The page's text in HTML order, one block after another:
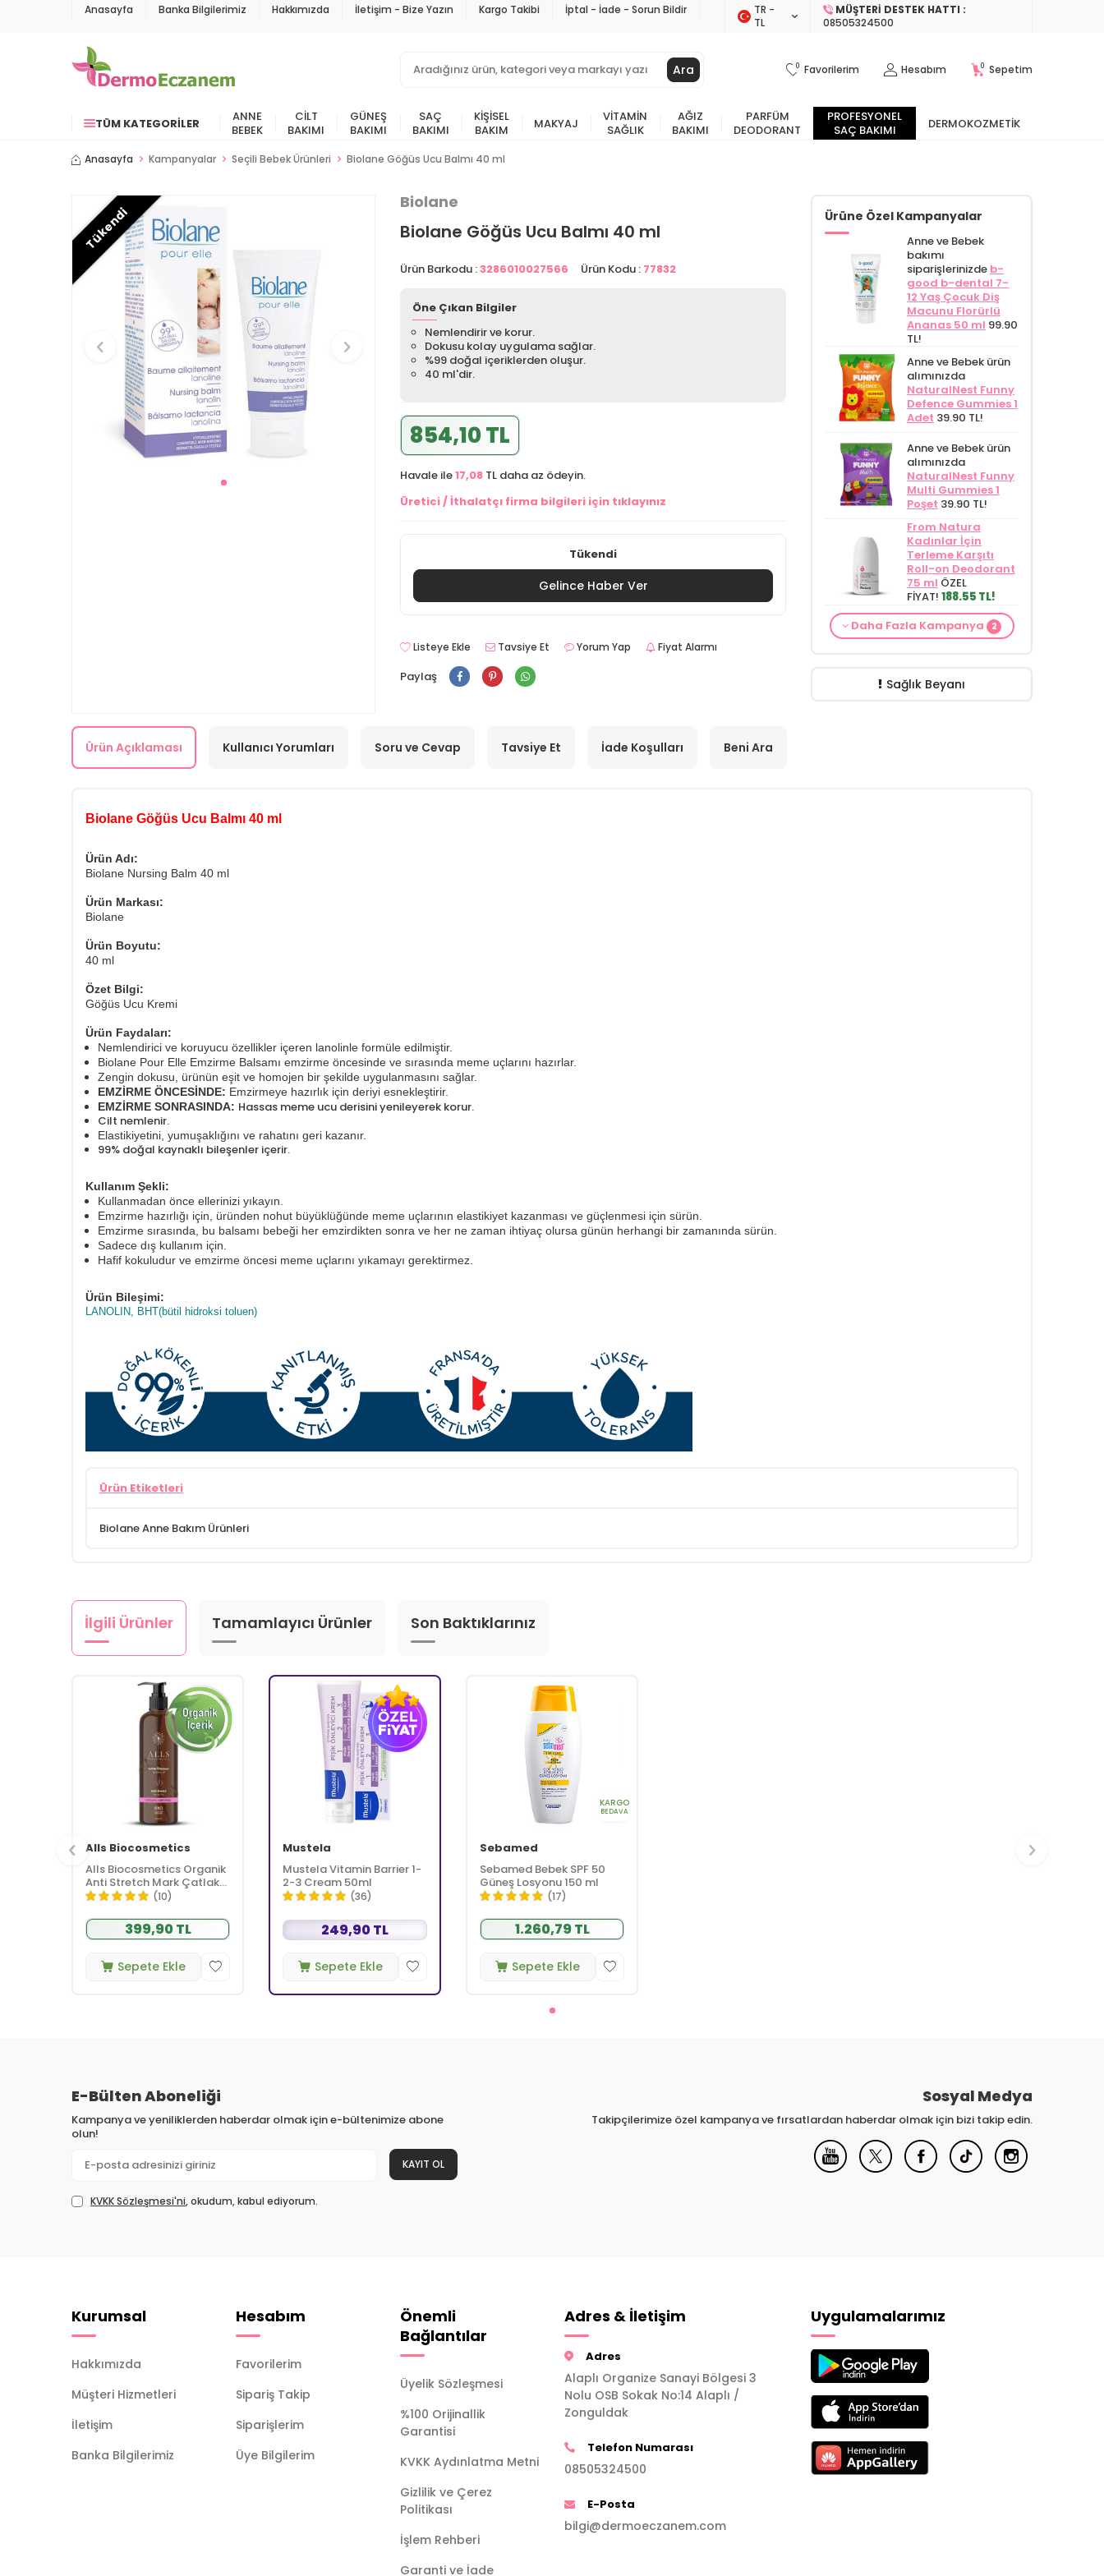
Anasayfa Banka Bilgilerimiz Hakkımızda İletişim - Bize Yazın Kargo Takibi İptal - İade - Sorun Bildir
TR −
TL
MÜŞTERI DESTEK HATTI :
08505324500
Ara 0 Favorilerim Hesabım 0 Sepetim
TÜM KATEGORILER
ANNE
BEBEK
CILT
BAKIMI
GÜNEŞ
BAKIMI
SAÇ
BAKIMI
KIŞISEL
BAKIM
MAKYAJ
VITAMIN
SAĞLIK
AĞIZ
BAKIMI
PARFÜM
DEODORANT
PROFESYONEL
SAÇ BAKIMI
DERMOKOZMETIK
Anasayfa Kampanyalar Seçili Bebek Ürünleri Biolane Göğüs Ucu Balmı 40 ml
Tükendi
Biolane
Biolane Göğüs Ucu Balmı 40 ml
Ürün Barkodu :3286010027566 Ürün Kodu : 77832
Öne Çıkan Bilgiler
Nemlendirir ve korur.
Dokusu kolay uygulama sağlar.
%99 doğal içeriklerden oluşur.
40 ml'dir.
854,10 TL
Havale ile17,08 TL daha az ödeyin.
Üretici / İthalatçı firma bilgileri için tıklayınız
Tükendi
Gelince Haber Ver
Listeye Ekle Tavsiye Et Yorum Yap Fiyat Alarmı
Paylaş
Ürüne Özel Kampanyalar
Anne ve Bebek
bakımı
siparişlerinizde b-
good b-dental 7-
12 Yaş Çocuk Diş
Macunu Florürlü
Ananas 50 ml 99.90
TL!
Anne ve Bebek ürün
alımınızda
NaturalNest Funny
Defence Gummies 1
Adet 39.90 TL!
Anne ve Bebek ürün
alımınızda
NaturalNest Funny
Multi Gummies 1
Poşet 39.90 TL!
From Natura
Kadınlar İçin
Terleme Karşıtı
Roll-on Deodorant
75 ml ÖZEL
FİYAT! 188.55 TL!
Alls Biocosmetics
Organik Anti
Stretch Mark
ml ÖZEL FİYAT
399.90 TL!
Anne ve Bebek bakımı
siparişlerinizdeCARINE
Daha Fazla Kampanya 2
Sağlık Beyanı
Ürün Açıklaması Kullanıcı Yorumları Soru ve Cevap Tavsiye Et İade Koşulları Beni Ara
Biolane Göğüs Ucu Balmı 40 ml
Ürün Adı:
Biolane Nursing Balm 40 ml
Ürün Markası:
Biolane
Ürün Boyutu:
40 ml
Özet Bilgi:
Göğüs Ucu Kremi
Ürün Faydaları:
Nemlendirici ve koruyucu özellikler içeren lanolinle formüle edilmiştir.
Biolane Pour Elle Emzirme Balsamı emzirme öncesinde ve sırasında meme uçlarını hazırlar.
Zengin dokusu, ürünün eşit ve homojen bir şekilde uygulanmasını sağlar.
EMZİRME ÖNCESİNDE: Emzirmeye hazırlık için deriyi esnekleştirir.
EMZİRME SONRASINDA: Hassas meme ucu derisini yenileyerek korur.
Cilt nemlenir.
Elastikiyetini, yumuşaklığını ve rahatını geri kazanır.
99% doğal kaynaklı bileşenler içerir.
Kullanım Şekli:
Kullanmadan önce ellerinizi yıkayın.
Emzirme hazırlığı için, üründen nohut büyüklüğünde meme uçlarının elastikiyet kazanması ve güçlenmesi için sürün.
Emzirme sırasında, bu balsamı bebeği her emzirdikten sonra ve her ne zaman ihtiyaç olursa günün herhangi bir zamanında sürün.
Sadece dış kullanım için.
Hafif kokuludur ve emzirme öncesi meme uçlarını yıkamayı gerektirmez.
Ürün Bileşimi:
LANOLIN, BHT(bütil hidroksi toluen)
Ürün Etiketleri
Biolane Anne Bakım Ürünleri
İlgili Ürünler Tamamlayıcı Ürünler Son Baktıklarınız
Alls Biocosmetics
Alls Biocosmetics Organik
Anti Stretch Mark Çatlak
Önlemeye Yardımcı Jel
(10)
399,90 TL
Sepete Ekle
Mustela
Mustela Vitamin Barrier 1-
2-3 Cream 50ml
(36)
249,90 TL
Sepete Ekle
KARGO
BEDAVA
Sebamed
Sebamed Bebek SPF 50
Güneş Losyonu 150 ml
(17)
1.260,79 TL
Sepete Ekle
E-Bülten Aboneliği
Kampanya ve yeniliklerden haberdar olmak için e-bültenimize abone
olun!
KAYIT OL
KVKK Sözleşmesi'ni, okudum, kabul ediyorum.
Sosyal Medya
Takipçilerimize özel kampanya ve fırsatlardan haberdar olmak için bizi takip edin.
Kurumsal
Hakkımızda
Müşteri Hizmetleri
İletişim
Banka Bilgilerimiz
Hesabım
Favorilerim
Sipariş Takip
Siparişlerim
Üye Bilgilerim
Önemli
Bağlantılar
Üyelik Sözleşmesi
%100 Orijinallik
Garantisi
KVKK Aydınlatma Metni
Gizlilik ve Çerez
Politikası
İşlem Rehberi
Garanti ve İade
Adres & İletişim
Adres
Alaplı Organize Sanayi Bölgesi 3
Nolu OSB Sokak No:14 Alaplı /
Zonguldak
Telefon Numarası
08505324500
E-Posta
bilgi@dermoeczanem.com
Uygulamalarımız